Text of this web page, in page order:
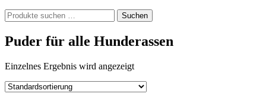
Suchen
nach:
Suchen
Puder für alle Hunderassen
Einzelnes Ergebnis wird angezeigt